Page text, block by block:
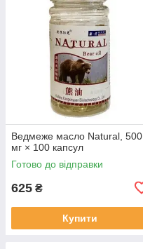
Ведмеже масло Natural, 500
мг × 100 капсул
Готово до відправки
625 ₴
Купити